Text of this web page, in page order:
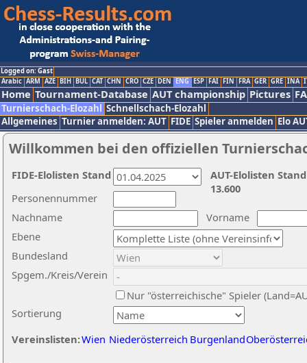
Logged on: Gast
Arabic ARM AZE BIH BUL CAT CHN CRO CZE DEN ENG ESP FAI FIN FRA GER GRE INA
Home Tournament-Database AUT championship Pictures
Turnierschach-Elozahl Schnellschach-Elozahl
Allgemeines Turnier anmelden: AUT FIDE Spieler anmelden Elo
Willkommen bei den offiziellen
Nachname
Vorname
Ebene
Sortierung
Personennummer
Bundesland
Spgem./Kreis/Verein
Nur "österreichische" Spieler
Vereinslisten:Wien Niederösterreich Burgenland
AUT-Elolisten
13.600
FIDE-Elolisten Stand